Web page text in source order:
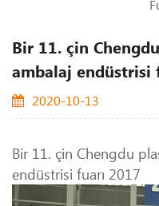
Bir 11. çin
ambalaj endüstrisi
2020-10-13
Bir 11. çin Chengdu
endüstrisi fuarı 2017